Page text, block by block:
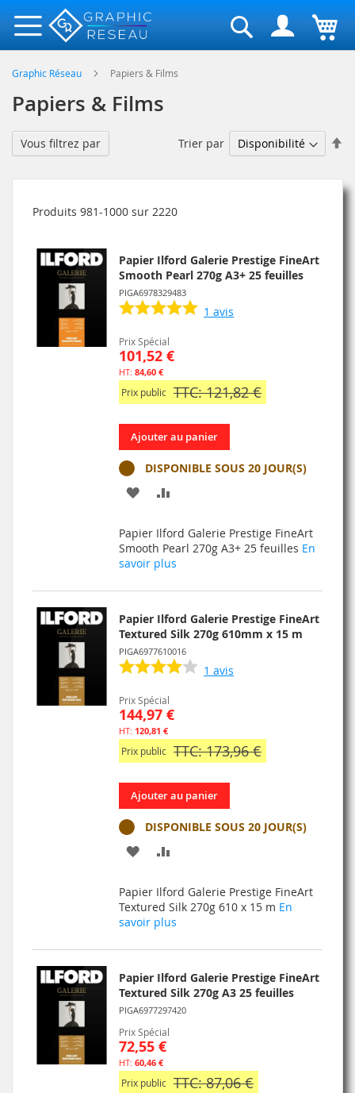
Rechercher
Graphic Réseau Papiers & Films
Papiers & Films
Produits 981-1000 sur 2220
Trier par
Papier Ilford Galerie Prestige FineArt
Smooth Pearl 270g A3+ 25 feuilles
PIGA6978329483
1 avis
Prix Spécial
101,52 €
84,60 €
Prix public TTC: 121,82 €
Ajouter au panier
DISPONIBLE SOUS 20 JOUR(S)
AJOUTER
MA
LISTE
COMPARATEUR
Papier Ilford Galerie Prestige FineArt
Smooth Pearl 270g A3+ 25 feuilles En
savoir plus
Papier Ilford Galerie Prestige FineArt
Textured Silk 270g 610mm x 15 m
PIGA6977610016
1 avis
Prix Spécial
144,97 €
120,81 €
Prix public TTC: 173,96 €
Ajouter au panier
DISPONIBLE SOUS 20 JOUR(S)
AJOUTER
MA
LISTE
COMPARATEUR
Papier Ilford Galerie Prestige FineArt
Textured Silk 270g 610 x 15 m En
savoir plus
Papier Ilford Galerie Prestige FineArt
Textured Silk 270g A3 25 feuilles
PIGA6977297420
Prix Spécial
72,55 €
60,46 €
Prix public TTC: 87,06 €
Vous filtrez par